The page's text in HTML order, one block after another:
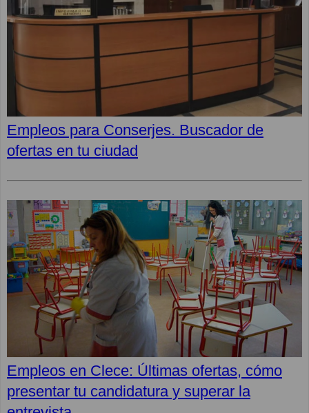
Empleos para Conserjes. Buscador de
ofertas en tu ciudad
Empleos en Clece: Últimas ofertas, cómo
presentar tu candidatura y superar la